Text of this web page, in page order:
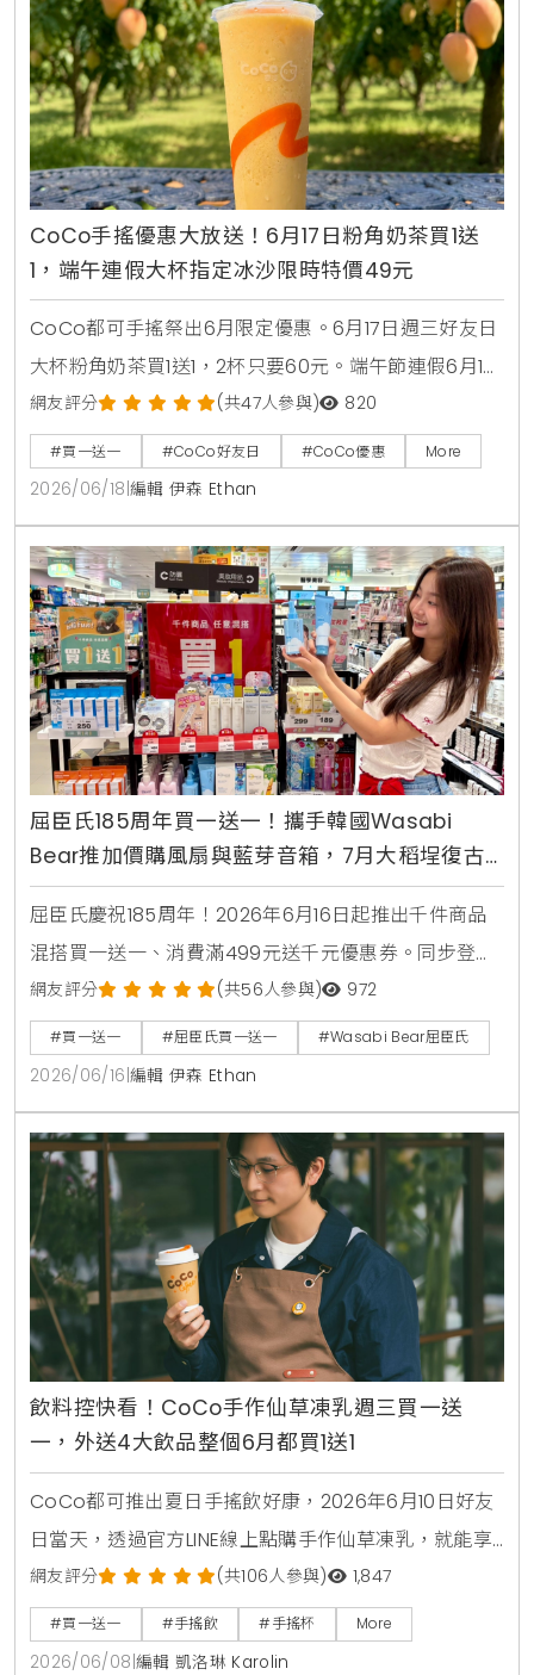
CoCo手搖優惠大放送！6月17日粉角奶茶買1送
1，端午連假大杯指定冰沙限時特價49元
CoCo都可手搖祭出6月限定優惠。6月17日週三好友日
大杯粉角奶茶買1送1，2杯只要60元。端午節連假6月19
日至6月21日加碼消暑活動，大杯芒果冰沙、雪沙椰椰
咖啡、雪沙椰椰冬瓜3款指定特調冰沙限時特價49元。
網友評分 (共47人參與) 820
#買一送一 #CoCo好友日 #CoCo優惠 More
2026/06/18 編輯 伊森 Ethan
屈臣氏185周年買一送一！攜手韓國Wasabi
Bear推加價購風扇與藍芽音箱，7月大稻埕復古
快閃店盛大開幕
屈臣氏慶祝185周年！2026年6月16日起推出千件商品
混搭買一送一、消費滿499元送千元優惠券。同步登場
的還有韓國Wasabi Bear第二彈聯名加價購，包含小提
袋、製冷風扇與藍芽音箱，消費滿1850元再送獨家185
周年紀念熊。7月9日更將於台北大稻埕開設復古主題快
閃店，重現經典時代場景。
網友評分 (共56人參與) 972
#買一送一 #屈臣氏買一送一 #Wasabi Bear屈臣氏
2026/06/16 編輯 伊森 Ethan
飲料控快看！CoCo手作仙草凍乳週三買一送
一，外送4大飲品整個6月都買1送1
CoCo都可推出夏日手搖飲好康，2026年6月10日好友
日當天，透過官方LINE線上點購手作仙草凍乳，就能享
有第2杯0元買1送1優惠。另外整個6月份，foodpanda
外送平台也同步推出茉香凍奶綠、芒果綠茶、四季珍椰
青、粉角生椰拿鐵等4大品項買1送1，讓大家在炎熱夏天
網友評分 (共106人參與) 1,847
#買一送一 #手搖飲 #手搖杯 More
2026/06/08 編輯 凱洛琳 Karolin